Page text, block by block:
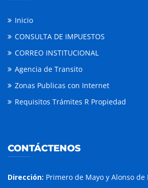
Inicio
CONSULTA DE IMPUESTOS
CORREO INSTITUCIONAL
Agencia de Transito
Zonas Publicas con Internet
Requisitos Trámites R Propiedad
CONTÁCTENOS
Dirección: Primero de Mayo y Alonso